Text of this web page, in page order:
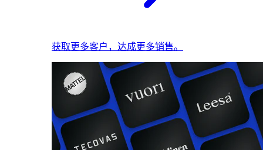
获取更多客户，达成更多销售。